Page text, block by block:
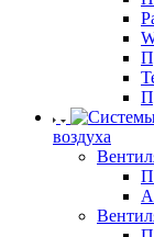
воздуха